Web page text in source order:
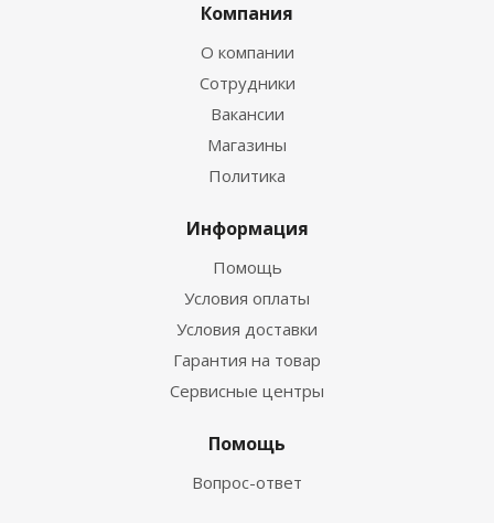
Компания
О компании
Сотрудники
Вакансии
Магазины
Политика
Информация
Помощь
Условия оплаты
Условия доставки
Гарантия на товар
Сервисные центры
Помощь
Вопрос-ответ